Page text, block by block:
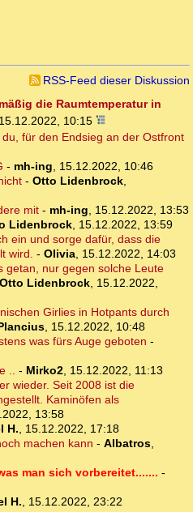
RSS-Feed dieser Diskussion
die Raumtemperatur in
15.12.2022, 10:15
für den Endsieg an der Ostfront
- mh-ing, 15.12.2022, 10:46
- Otto Lidenbrock,
mit- mh-ing, 15.12.2022, 13:53
Lidenbrock, 15.12.2022, 13:59
ein und sorge dafür, dass die
wird. - Olivia, 15.12.2022, 14:03
getan, nur gegen solche Leute
Otto Lidenbrock, 15.12.2022,
Girlies in Hotpants durch
, 15.12.2022, 10:48
was fürs Auge geboten -
.. - Mirko2, 15.12.2022, 11:13
wieder. Seit 2008 ist die
Kaminöfen als
13:58
H., 15.12.2022, 17:18
machen kann - Albatros,
man sich vorbereitet....... -
H., 15.12.2022, 23:22